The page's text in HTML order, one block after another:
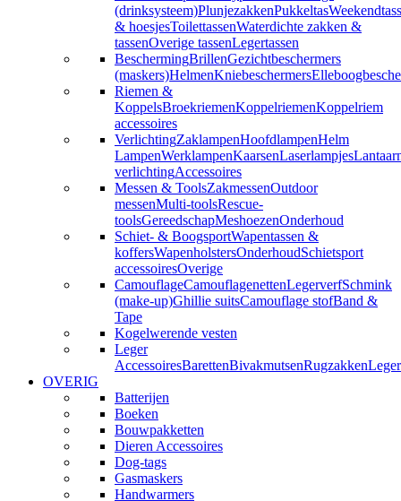
(drinksysteem)PlunjezakkenPukkeltas
& hoesjesToilettassenWaterdichte zakken &
tassenOverige tassenLegertassen
BeschermingBrillenGezichtbeschermers
(maskers)HelmenKniebeschermers
Riemen &
KoppelsBroekriemenKoppelriemenKoppelriem
accessoires
VerlichtingZaklampenHoofdlampenHelm
LampenWerklampenKaarsenLaserlampjes
verlichtingAccessoires
Messen & ToolsZakmessenOutdoor
messenMulti-toolsRescue-
toolsGereedschapMeshoezenOnderhoud
Schiet- & BoogsportWapentassen &
koffersWapenholstersOnderhoudSchietsport
accessoiresOverige
CamouflageCamouflagenettenLegerverfSchmink
(make-up)Ghillie suitsCamouflage stofBand &
Tape
Kogelwerende vesten
Leger
AccessoiresBarettenBivakmutsenRugzakken
OVERIG
Batterijen
Boeken
Bouwpakketten
Dieren Accessoires
Dog-tags
Gasmaskers
Handwarmers